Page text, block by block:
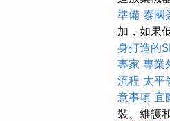
準備 泰國
加，如果
身打造的
專家 專業
流程 太平
意事項 宜
裝、維護